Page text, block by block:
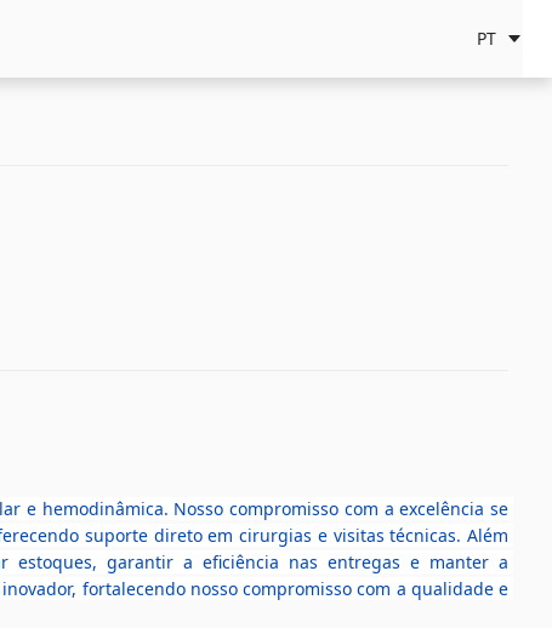
PT
e hemodinâmica. Nosso compromisso com a excelência se
suporte direto em cirurgias e visitas técnicas. Além
estoques, garantir a eficiência nas entregas e manter a
fortalecendo nosso compromisso com a qualidade e